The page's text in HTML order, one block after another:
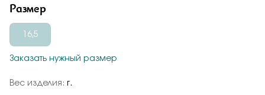
Размер
16,5
Заказать нужный размер
Вес изделия: г.
Общая оценка
Подтверждаю, что я ознакомлен и согласен с условиями